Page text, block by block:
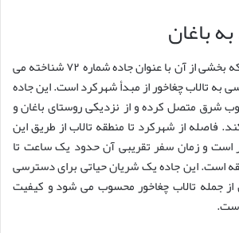
باغان
جاده شهرکرد به باغان که بخشی از آن با عنوان جاده شماره ۷۲ شناخته می
تالاب چغاخور از مبدأ شهرکرد است. این جاده
شرق متصل کرده و از نزدیکی روستای باغان و
فاصله از شهرکرد تا منطقه تالاب از طریق این
۶۵ کیلومتر است و زمان سفر تقریبی آن حدود یک ساعت تا
است. این جاده یک شریان حیاتی برای دسترسی
از جمله تالاب چغاخور محسوب می شود و کیفیت